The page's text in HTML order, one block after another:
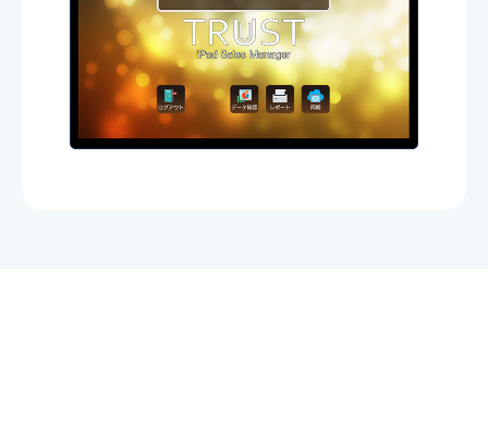
ご契約までの流れ
よくあるご質問